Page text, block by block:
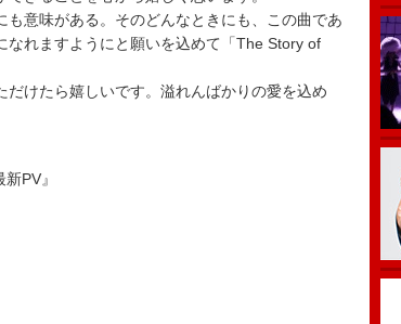
意味がある。そのどんなときにも、この曲であ
なれますようにと願いを込めて「The Story of
けたら嬉しいです。溢れんばかりの愛を込め
PV』